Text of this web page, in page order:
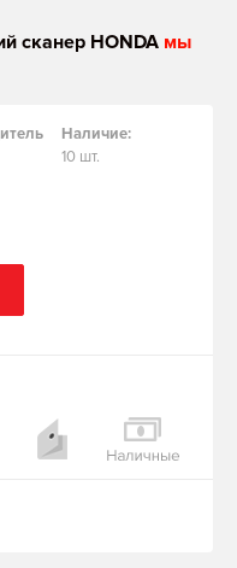
сканер HONDA мы
Наличие:
10 шт.